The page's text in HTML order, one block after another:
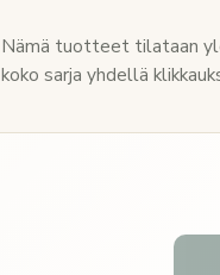
Nämä tuotteet tilataan
koko sarja yhdellä